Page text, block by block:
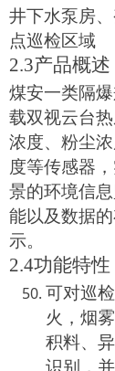
井下水泵房
点巡检区域
2.3产品概述
煤安一类隔
载双视云台
浓度、粉尘
度等传感器
景的环境信
能以及数据
示。
2.4功能特性
可对巡
火，烟
积料、
识别，